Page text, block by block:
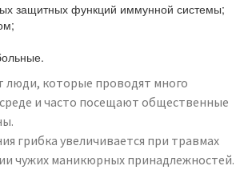
защитных функций иммунной системы;
люди, которые проводят много
и часто посещают общественные
грибка увеличивается при травмах
чужих маникюрных принадлежностей.